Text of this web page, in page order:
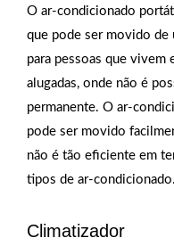
O ar-condicionado
que pode ser movido de
para pessoas que vivem
alugadas, onde não é
permanente. O ar-
pode ser movido
não é tão eficiente em
tipos de ar-condicionado.
Climatizador